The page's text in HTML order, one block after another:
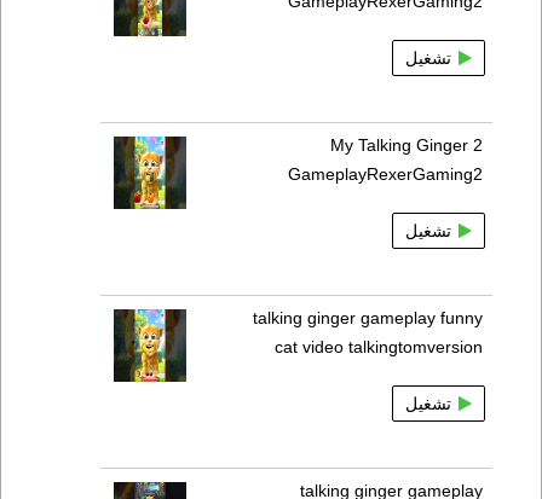
تشغيل
My Talking Ginger 2
GameplayRexerGaming2
تشغيل
talking ginger gameplay funny
cat video talkingtomversion
تشغيل
talking ginger gameplay